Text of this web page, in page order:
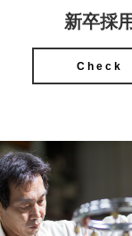
新卒採用
Check